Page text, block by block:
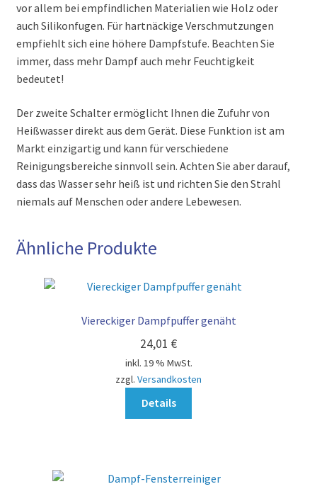
vor allem bei empfindlichen Materialien wie Holz oder
auch Silikonfugen. Für hartnäckige Verschmutzungen
empfiehlt sich eine höhere Dampfstufe. Beachten Sie
immer, dass mehr Dampf auch mehr Feuchtigkeit
bedeutet!
Der zweite Schalter ermöglicht Ihnen die Zufuhr von
Heißwasser direkt aus dem Gerät. Diese Funktion ist am
Markt einzigartig und kann für verschiedene
Reinigungsbereiche sinnvoll sein. Achten Sie aber darauf,
dass das Wasser sehr heiß ist und richten Sie den Strahl
niemals auf Menschen oder andere Lebewesen.
Ähnliche Produkte
Viereckiger Dampfpuffer genäht
24,01 €
inkl. 19 % MwSt.
zzgl. Versandkosten
Details